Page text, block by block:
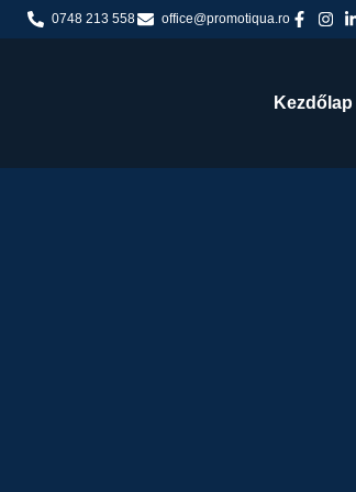
0748 213 558 office@promotiqua.ro
Kezdőlap